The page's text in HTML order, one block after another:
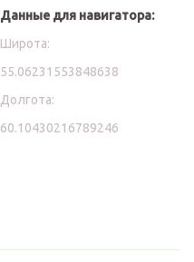
Данные для навигатора:
Широта:
55.06231553848638
Долгота:
60.10430216789246